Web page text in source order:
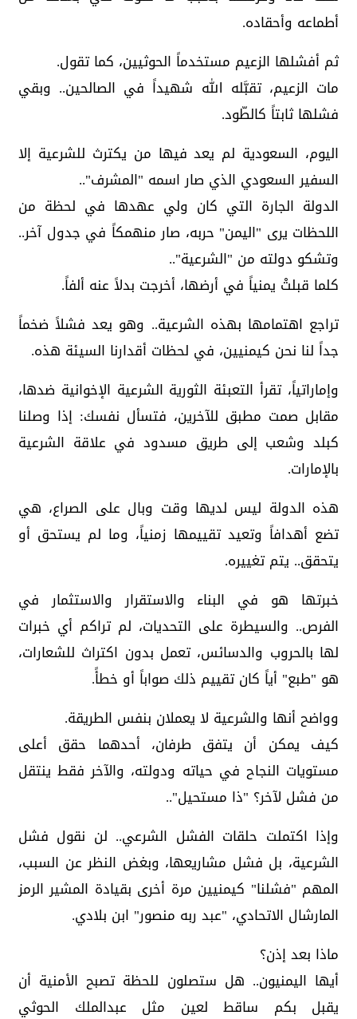
أطماعه وأحقاده.
ثم أفشلها الزعيم مستخدماً الحوثيين، كما تقول.
مات الزعيم، تقبَّله الله شهيداً في الصالحين.. وبقي
فشلها ثابتاً كالطّود.
اليوم، السعودية لم يعد فيها من يكترث للشرعية إلا
السفير السعودي الذي صار اسمه "المشرف"..
الدولة الجارة التي كان ولي عهدها في لحظة من
اللحظات يرى "اليمن" حربه، صار منهمكاً في جدول آخر..
وتشكو دولته من "الشرعية"..
كلما قبلتْ يمنياً في أرضها، أخرجت بدلاً عنه ألفاً.
تراجع اهتمامها بهذه الشرعية.. وهو يعد فشلاً ضخماً
جداً لنا نحن كيمنيين، في لحظات أقدارنا السيئة هذه.
وإماراتياً، تقرأ التعبئة الثورية الشرعية الإخوانية ضدها،
مقابل صمت مطبق للآخرين، فتسأل نفسك: إذا وصلنا
كبلد وشعب إلى طريق مسدود في علاقة الشرعية
بالإمارات.
هذه الدولة ليس لديها وقت وبال على الصراع، هي
تضع أهدافاً وتعيد تقييمها زمنياً، وما لم يستحق أو
يتحقق.. يتم تغييره.
خبرتها هو في البناء والاستقرار والاستثمار في
الفرص.. والسيطرة على التحديات، لم تراكم أي خبرات
لها بالحروب والدسائس، تعمل بدون اكتراث للشعارات،
هو "طبع" أياً كان تقييم ذلك صواباً أو خطأً.
وواضح أنها والشرعية لا يعملان بنفس الطريقة.
كيف يمكن أن يتفق طرفان، أحدهما حقق أعلى
مستويات النجاح في حياته ودولته، والآخر فقط ينتقل
من فشل لآخر؟ "ذا مستحيل"..
وإذا اكتملت حلقات الفشل الشرعي.. لن نقول فشل
الشرعية، بل فشل مشاريعها، وبغض النظر عن السبب،
المهم "فشلنا" كيمنيين مرة أخرى بقيادة المشير الرمز
المارشال الاتحادي، "عبد ربه منصور" ابن بلادي.
ماذا بعد إذن؟
أيها اليمنيون.. هل ستصلون للحظة تصبح الأمنية أن
يقبل بكم ساقط لعين مثل عبدالملك الحوثي